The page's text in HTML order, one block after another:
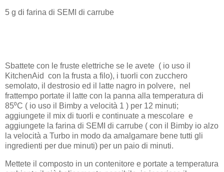
5 g di farina di SEMI di carrube
Sbattete con le fruste elettriche se le avete ( io uso il
KitchenAid con la frusta a filo), i tuorli con zucchero
semolato, il destrosio ed il latte nagro in polvere, nel
frattempo portate il latte con la panna alla temperatura di
85⁰C ( io uso il Bimby a velocità 1 ) per 12 minuti;
aggiungete il mix di tuorli e continuate a mescolare e
aggiungete la farina di SEMI di carrube ( con il Bimby io alzo
la velocità a Turbo in modo da amalgamare bene tutti gli
ingredienti per due minuti) per un paio di minuti.
Mettete il composto in un contenitore e portate a temperatura